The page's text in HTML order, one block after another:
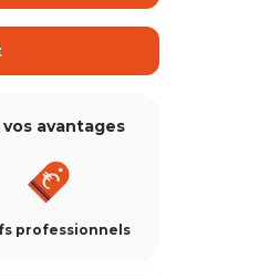
avantages
professionnels